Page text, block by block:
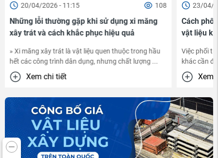
20/04/2026 - 11:15 108
Những lỗi thường gặp khi sử dụng xi măng
xây trát và cách khắc phục hiệu quả
» Xi măng xây trát là vật liệu quen thuộc trong hầu
hết các công trình dân dụng, nhưng chất lượng ...
Xem chi tiết
23/04/
Cách
vật liệu
Việc phối
khác cần
chất lượng
Xem